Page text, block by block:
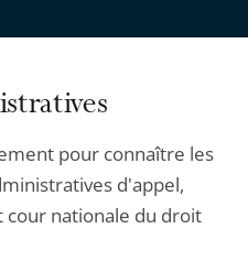
pour connaître les
d'appel,
nationale du droit